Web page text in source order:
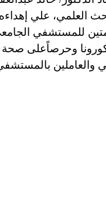
العلمي، علي
للمستشفي
وحرصاًعلى صحة
والعاملين